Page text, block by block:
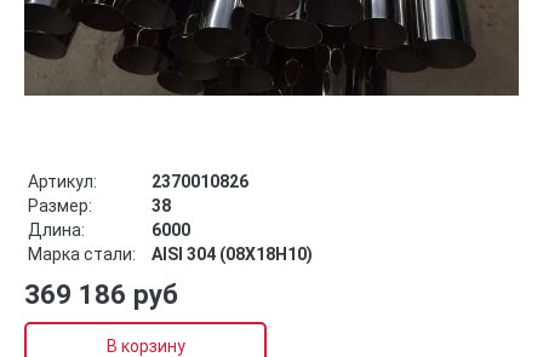
Артикул:
2370010826
Размер:
38
Длина:
6000
Марка стали:
AISI 304 (08Х18Н10)
369 186 руб
В корзину